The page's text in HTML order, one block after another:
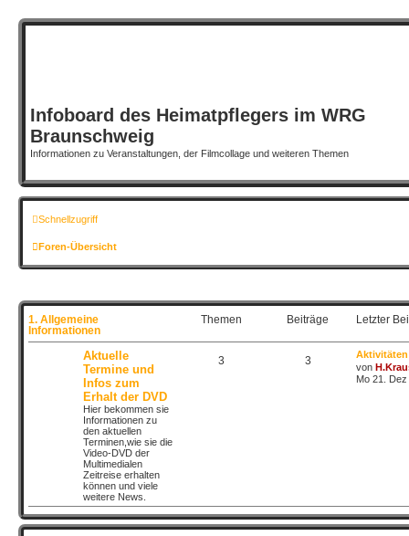
Infoboard des Heimatpflegers im WRG
Braunschweig
Informationen zu Veranstaltungen, der Filmcollage und weiteren Themen
Schnellzugriff
Foren-Übersicht
1. Allgemeine
Informationen
Themen Beiträge Letzter
Aktuelle
Termine und
Infos zum
Erhalt der DVD
Hier bekommen sie
Informationen zu
den aktuellen
Terminen,wie sie die
Video-DVD der
Multimedialen
Zeitreise erhalten
können und viele
weitere News.
3 3
Aktivitäten
von
Mo 21.